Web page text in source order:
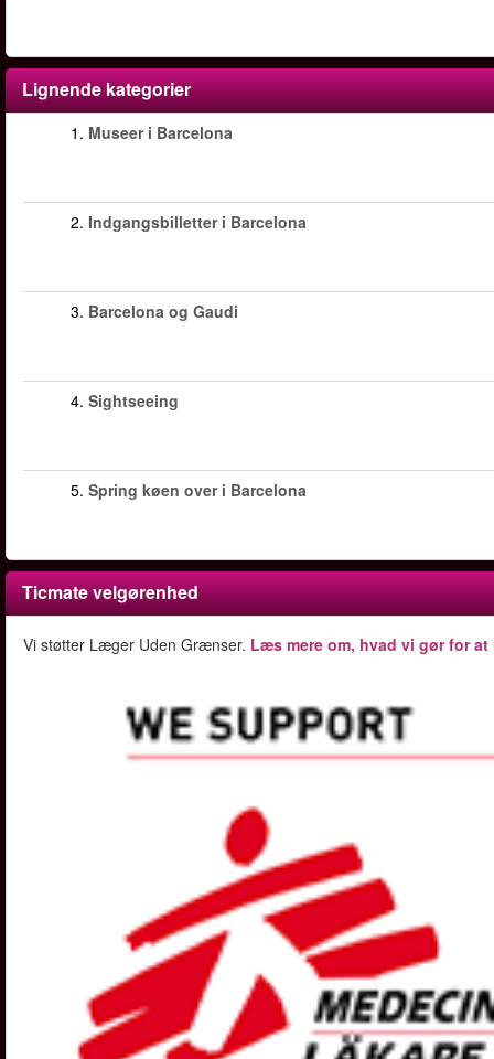
Lignende kategorier
1. Museer i Barcelona
2. Indgangsbilletter i Barcelona
3. Barcelona og Gaudi
4. Sightseeing
5. Spring køen over i Barcelona
Ticmate velgørenhed
Vi støtter Læger Uden Grænser. Læs mere om, hvad vi gør for